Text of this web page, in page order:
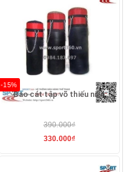
-15%
Bao cát tập võ thiếu niên
390.000₫
330.000₫